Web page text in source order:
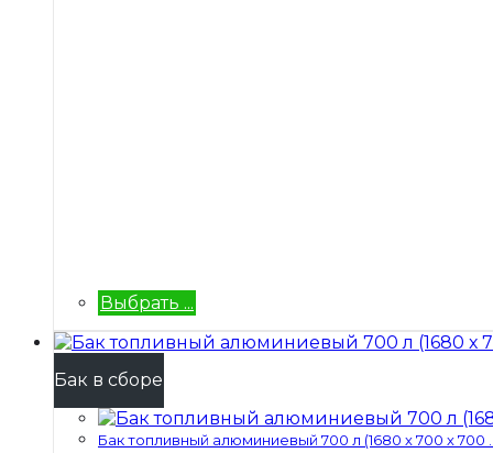
Выбрать ...
Бак в сборе
Бак топливный алюминиевый 700 л (1680 х 700 х 700